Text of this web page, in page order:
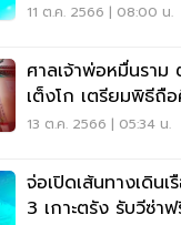
11 ต.ค. 2566 | 08:00 น.
ศาลเจ้าพ่อหมื่นราม
เต็งโก เตรียมพิธีถื
13 ต.ค. 2566 | 05:34 น.
จ่อเปิดเส้นทางเดินเ
3 เกาะตรัง รับวีซ่า